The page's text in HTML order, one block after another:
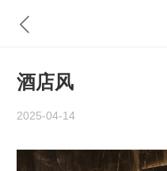
酒店风
2025-04-14